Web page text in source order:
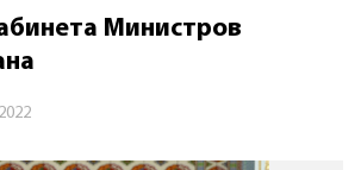
Министров